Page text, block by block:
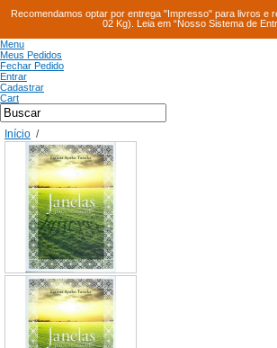
Recomendamos optar por entrega "Impresso" para livros e
02 Kg). Leia em “Nosso Sistema de
Menu
Meus Pedidos
Fechar Pedido
Entrar
Cadastrar
Cart
Início /